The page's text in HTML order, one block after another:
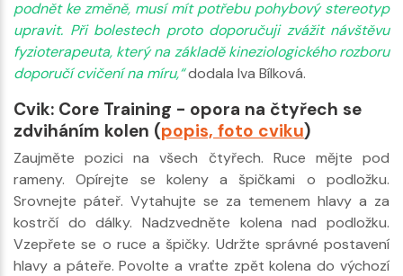
podnět ke změně, musí mít potřebu pohybový stereotyp
upravit. Při bolestech proto doporučuji zvážit návštěvu
fyzioterapeuta, který na základě kineziologického rozboru
doporučí cvičení na míru,“dodala Iva Bílková.
Cvik: Core Training - opora na čtyřech se
zdviháním kolen (popis, foto cviku)
Zaujměte pozici na všech čtyřech. Ruce mějte pod
rameny. Opírejte se koleny a špičkami o podložku.
Srovnejte páteř. Vytahujte se za temenem hlavy a za
kostrčí do dálky. Nadzvedněte kolena nad podložku.
Vzepřete se o ruce a špičky. Udržte správné postavení
hlavy a páteře. Povolte a vraťte zpět kolena do výchozí